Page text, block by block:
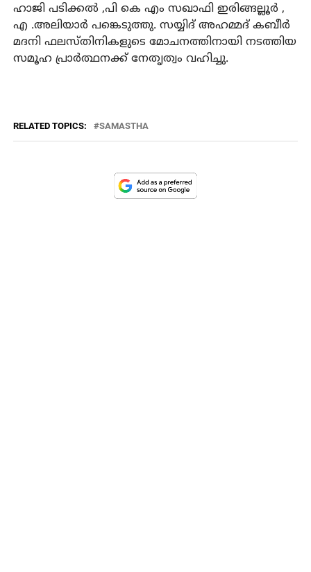
ഹാജി പടിക്കല്‍ ,പി കെ എം സഖാഫി ഇരിങ്ങല്ലൂര്‍ ,
എ .അലിയാര്‍ പങ്കെടുത്തു. സയ്യിദ് അഹമ്മദ് കബീര്‍
മദനി ഫലസ്തിനികളുടെ മോചനത്തിനായി നടത്തിയ
സമൂഹ പ്രാര്‍ത്ഥനക്ക് നേതൃത്വം വഹിച്ചു.
RELATED TOPICS: SAMASTHA